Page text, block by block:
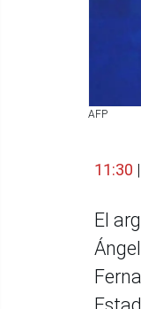
AFP
11:30
El